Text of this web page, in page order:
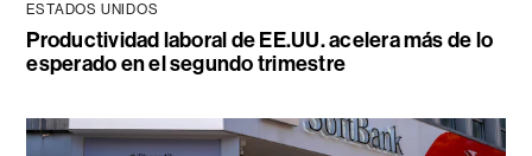
ESTADOS UNIDOS
Productividad laboral de EE.UU. acelera más de lo
esperado en el segundo trimestre